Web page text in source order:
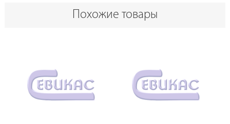
Похожие товары